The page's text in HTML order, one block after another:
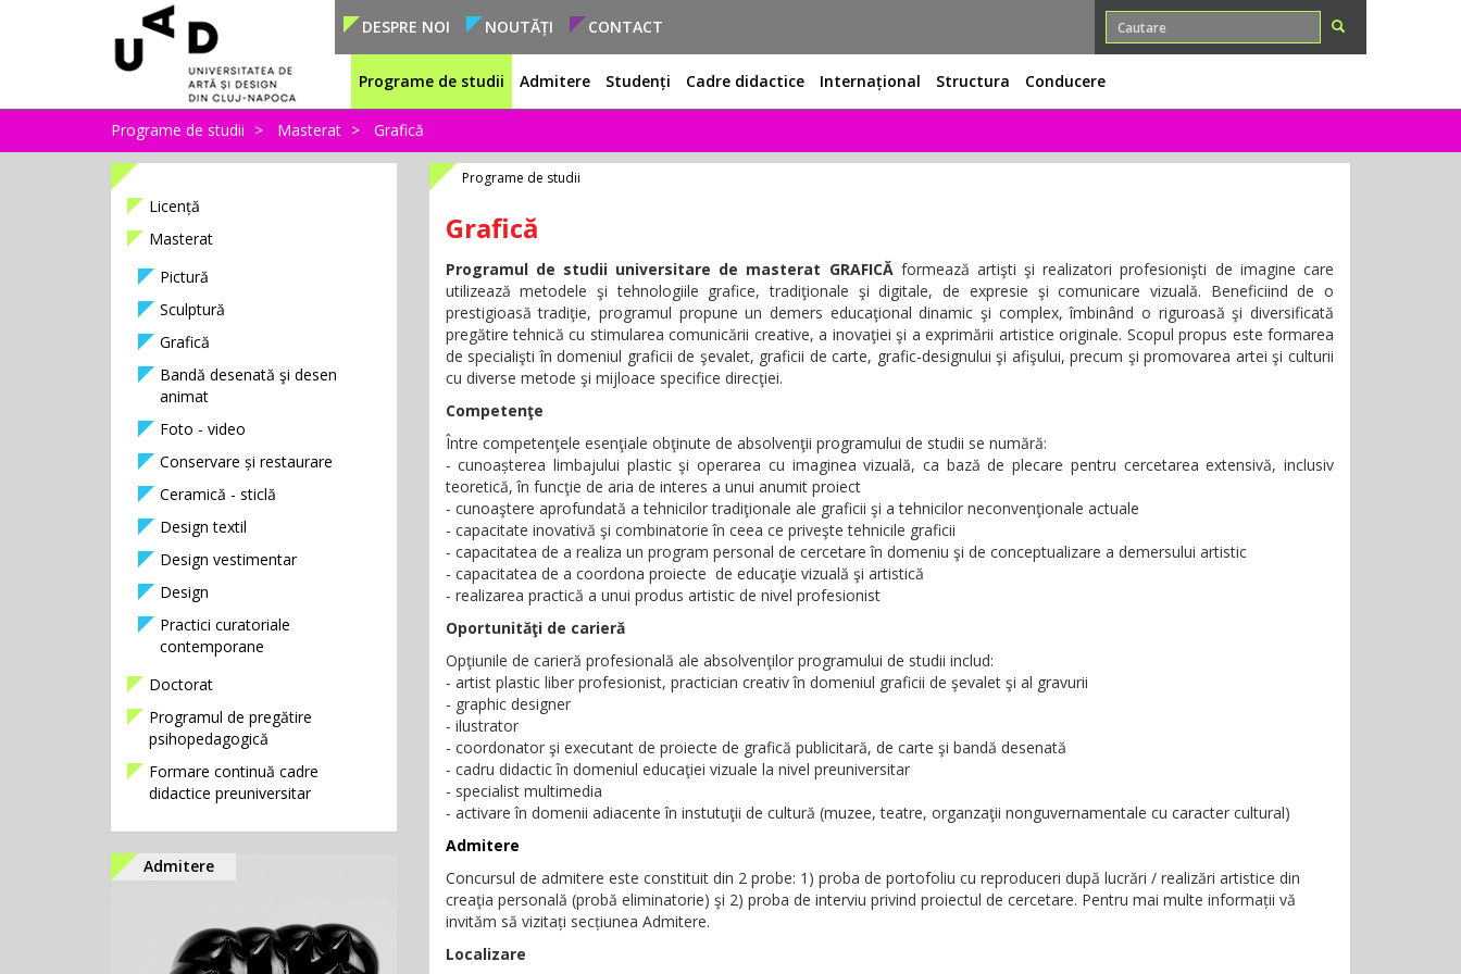
DESPRE NOI NOUTĂȚI CONTACT
Programe de studii Admitere Studenți Cadre didactice Internațional Structura Conducere
Programe de studii Masterat Grafică
Programe de studii
Grafică
Programul de studii universitare de masterat GRAFICĂ formează artişti şi realizatori profesionişti de imagine care
utilizează metodele şi tehnologiile grafice, tradiţionale şi digitale, de expresie şi comunicare vizuală. Beneficiind de o
prestigioasă tradiţie, programul propune un demers educaţional dinamic şi complex, îmbinând o riguroasă şi diversificată
pregătire tehnică cu stimularea comunicării creative, a inovaţiei şi a exprimării artistice originale. Scopul propus este formarea
de specialişti în domeniul graficii de şevalet, graficii de carte, grafic-designului şi afişului, precum şi promovarea artei şi culturii
cu diverse metode şi mijloace specifice direcţiei.
Competenţe
Între competenţele esenţiale obţinute de absolvenţii programului de studii se numără:
- cunoașterea limbajului plastic şi operarea cu imaginea vizuală, ca bază de plecare pentru cercetarea extensivă, inclusiv
teoretică, în funcţie de aria de interes a unui anumit proiect
- cunoaştere aprofundată a tehnicilor tradiţionale ale graficii şi a tehnicilor neconvenţionale actuale
- capacitate inovativă şi combinatorie în ceea ce priveşte tehnicile graficii
- capacitatea de a realiza un program personal de cercetare în domeniu şi de conceptualizare a demersului artistic
- capacitatea de a coordona proiecte de educaţie vizuală şi artistică
- realizarea practică a unui produs artistic de nivel profesionist
Oportunităţi de carieră
Opţiunile de carieră profesională ale absolvenţilor programului de studii includ:
- artist plastic liber profesionist, practician creativ în domeniul graficii de şevalet şi al gravurii
- graphic designer
- ilustrator
- coordonator şi executant de proiecte de grafică publicitară, de carte şi bandă desenată
- cadru didactic în domeniul educaţiei vizuale la nivel preuniversitar
- specialist multimedia
- activare în domenii adiacente în instutuţii de cultură (muzee, teatre, organzaţii nonguvernamentale cu caracter cultural)
Admitere
Concursul de admitere este constituit din 2 probe: 1) proba de portofoliu cu reproduceri după lucrări / realizări artistice din
creaţia personală (probă eliminatorie) şi 2) proba de interviu privind proiectul de cercetare. Pentru mai multe informații vă
invităm să vizitați secțiunea Admitere.
Localizare
Licență
Masterat
Pictură
Sculptură
Grafică
Bandă desenată şi desen
animat
Foto - video
Conservare și restaurare
Ceramică - sticlă
Design textil
Design vestimentar
Design
Practici curatoriale
contemporane
Doctorat
Programul de pregătire
psihopedagogică
Formare continuă cadre
didactice preuniversitar
Admitere